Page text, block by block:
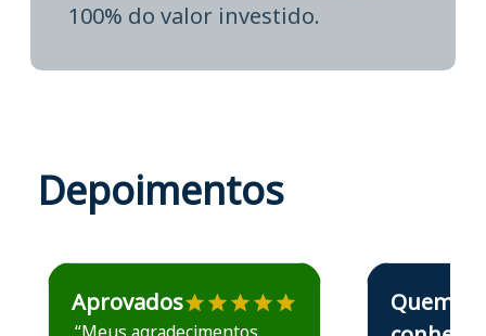
100% do valor investido.
Depoimentos
Estudante José recomenda o Aprova Concursos em
Aprovados
Estudante Elais
Quem